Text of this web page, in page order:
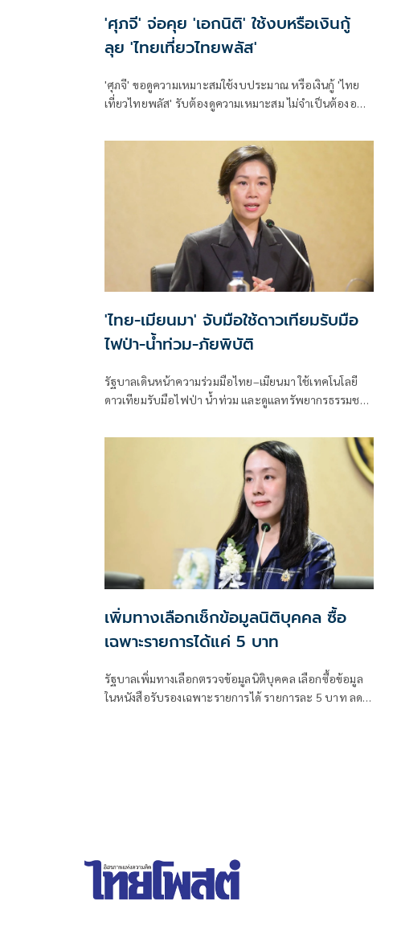
'ศุภจี' จ่อคุย 'เอกนิติ' ใช้งบหรือเงินกู้
ลุย 'ไทยเที่ยวไทยพลัส'
'ศุภจี' ขอดูความเหมาะสมใช้งบประมาณ หรือเงินกู้ 'ไทย
เที่ยวไทยพลัส' รับต้องดูความเหมาะสม ไม่จำเป็นต้องออก
'ไทย-เมียนมา' จับมือใช้ดาวเทียมรับมือ
ไฟป่า-น้ำท่วม-ภัยพิบัติ
รัฐบาลเดินหน้าความร่วมมือไทย–เมียนมา ใช้เทคโนโลยี
ดาวเทียมรับมือไฟป่า น้ำท่วม และดูแลทรัพยากรธรรมชาติ
กัน
เพิ่มทางเลือกเช็กข้อมูลนิติบุคคล ซื้อ
เฉพาะรายการได้แค่ 5 บาท
รัฐบาลเพิ่มทางเลือกตรวจข้อมูลนิติบุคคล เลือกซื้อข้อมูล
ในหนังสือรับรองเฉพาะรายการได้ รายการละ 5 บาท ลด